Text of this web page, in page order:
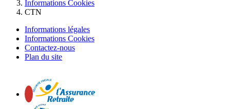
Informations Cookies
CTN
Informations légales
Informations Cookies
Contactez-nous
Plan du site